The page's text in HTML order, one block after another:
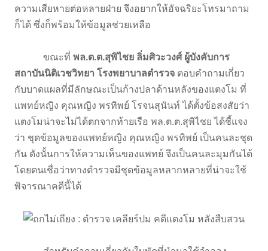
ความเสียหายต่อหลายฝ่าย จึงอยากให้อัจฉริยะโทรมาถาม
ก็ได้ ซึ่งก็พร้อมให้ข้อมูลช่วยเหลือ
ขณะที่ พล.ต.ต.สุพิไชย ลิ่มศิวะวงศ์ ผู้บังคับการ
สถาบันนิติเวชวิทยา โรงพยาบาลตำรวจ ตอบคำถามเกี่ยว
กับบาดแผลที่มีลักษณะเป็นก้างปลาด้านหลังของแตงโม ที่
แพทย์หญิง คุณหญิง พรทิพย์ โรจนสุนันท์ ได้ตั้งข้อสงสัยว่า
แตงโมน่าจะไม่ได้ตกจากท้ายเรือ พล.ต.ต.สุพิไชย ได้ชี้แจง
ว่า ชุดข้อมูลของแพทย์หญิง คุณหญิง พรทิพย์ เป็นคนละชุด
กัน ดังนั้นการให้ความเห็นของแพทย์ จึงเป็นคนละมุมกันได้
โดยตนเชื่อว่าทางตำรวจมีชุดข้อมูลหลากหลายที่น่าจะใช้
พิจารณาคดีนี้ได้